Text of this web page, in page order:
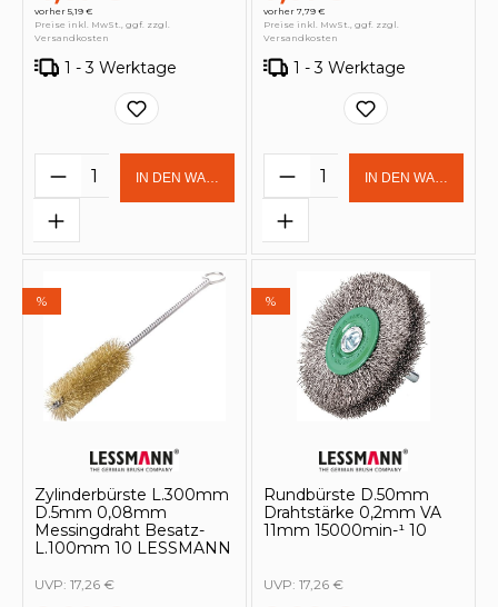
vorher 5,19 €
Preise inkl. MwSt., ggf. zzgl.
Versandkosten
1 - 3 Werktage
Produkt Anzahl: Gib den
IN DEN WARENKORB
vorher 7,79 €
Preise inkl. MwSt., ggf. zzgl.
Versandkosten
1 - 3 Werktage
Produkt Anzahl:
IN DEN
%
Zylinderbürste L.300mm
D.5mm 0,08mm
Messingdraht Besatz-
L.100mm 10 LESSMANN
UVP: 17,26 €
%
Rundbürste D.50mm
Drahtstärke 0,2mm VA
11mm 15000min-¹ 10
UVP: 17,26 €